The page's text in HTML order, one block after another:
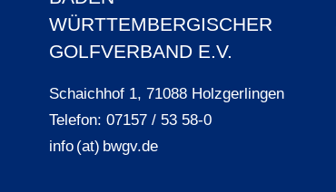
WÜRTTEMBERGISCHER
GOLFVERBAND E.V.
Schaichhof 1, 71088 Holzgerlingen
Telefon: 07157 / 53 58-0
info (at) bwgv.de